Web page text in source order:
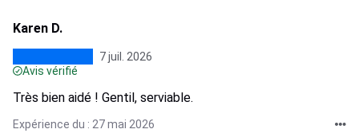
Karen D.
7 juil. 2026
Avis vérifié
Très bien aidé ! Gentil, serviable.
Expérience du : 27 mai 2026